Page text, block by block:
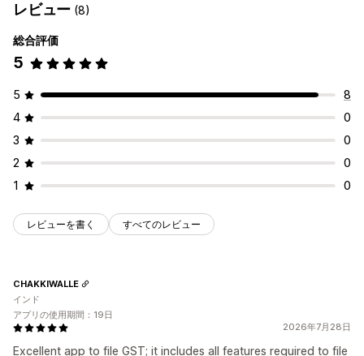
レビュー (8)
総合評価
5
5
8
4
0
3
0
2
0
1
0
レビューを書く すべてのレビュー
2026年7月28日
Excellent app to file GST; it includes all features required to file
CHAKKIWALLE
インド
アプリの使用期間：19日